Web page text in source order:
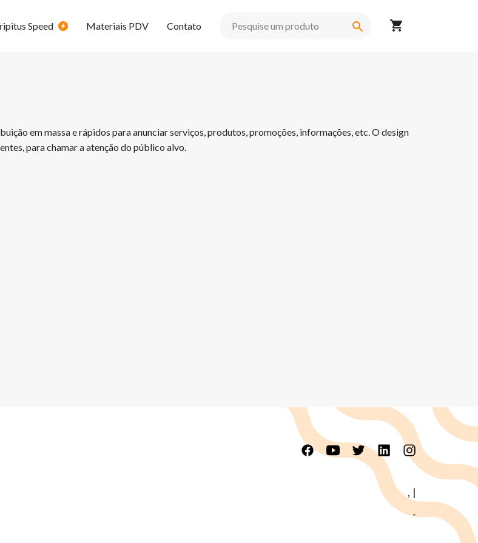
Speed Materiais PDV Contato
em massa e rápidos para anunciar serviços, produtos, promoções, informações, etc. O design
para chamar a atenção do público alvo.
, |
-